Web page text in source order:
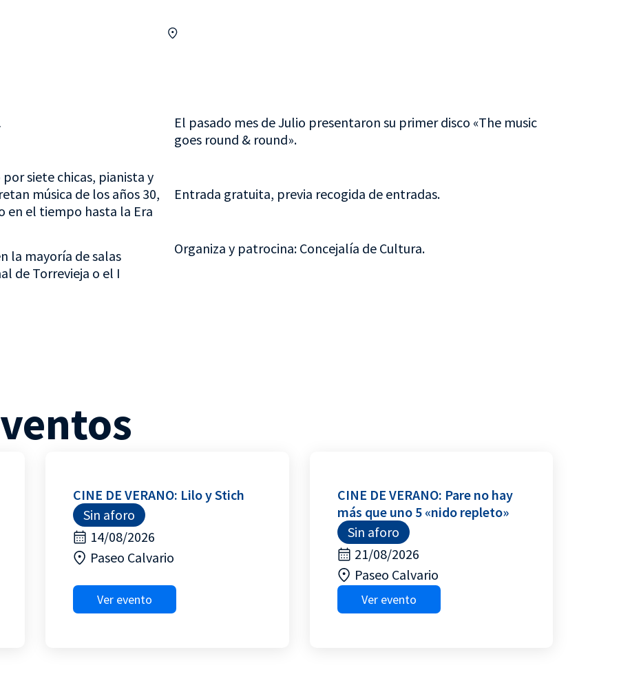
siete chicas, pianista y
música de los años 30,
en el tiempo hasta la Era
la mayoría de salas
de Torrevieja o el I
El pasado mes de Julio presentaron su primer disco «The music
goes round & round».
Entrada gratuita, previa recogida de entradas.
Organiza y patrocina: Concejalía de Cultura.
CINE DE VERANO: Lilo y Stich
Sin aforo
14/08/2026
Paseo Calvario
Ver evento
CINE DE VERANO: Pare no hay
más que uno 5 «nido repleto»
Sin aforo
21/08/2026
Paseo Calvario
Ver evento